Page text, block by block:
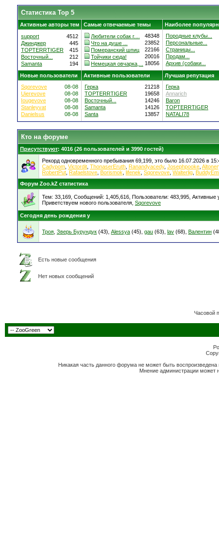
Статистика Top 5
Активные авторы тем Самые отвечаемые темы
Наиболее
support
4512
Джинджер
445
TOPTERRTIGER
415
Восточный...
212
Samanta
194
Любители собак г....
48348
Что на душе ...
23852
Померанский шпиц
22166
Тойчики сюда!
20016
Немецкая овчарка,...
18056
Породные клубы...
Персональные...
Страницы...
Продам...
Архив (собаки...
Новые пользователи Активные пользователи
Лучшая репутация
Sqorevove
08-08
Uierevove
08-08
Iougevove
08-08
Stanleyvat
08-08
Danielsus
08-08
Герка
21218
TOPTERRTIGER
19658
Восточный...
14246
Samanta
14126
Santa
13857
Герка
Annarich
Baron
TOPTERRTIGER
NATALI78
Кто на форуме
Присутствуют: 4016 (26 пользователей и 3990 гостей)
Рекорд одновременного пребывания 69,199, это было 16.07.2026 в
Cadypom Victordit ThonaserEruth Ranandyacedy, Josephpooke
RobertPut Rafaelstove Borismok lifenek Sqorevove Walterlig
Форум Zoo.kZ статистика
Тем: 33,169, Сообщений: 1,405,616, Пользователи: 483,995, Активные
Приветствуем нового пользователя, Sqorevove
Сегодня день рождения у
Троя Зверь Бурундук (43), Alessya (45), gau (63), lav (68), Валентин
Есть новые сообщения
Нет новых сообщений
Часовой
Никакая часть данного форума не может быть
Мнение администрации может